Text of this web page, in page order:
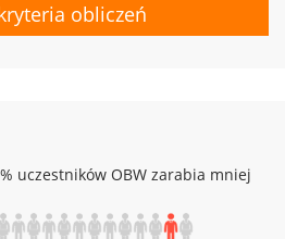
obliczeń
uczestników OBW zarabia mniej